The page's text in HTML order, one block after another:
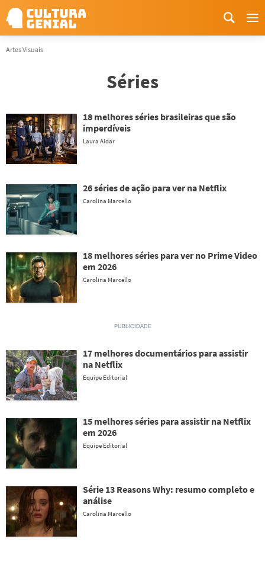
Artes Visuais
Séries
18 melhores séries brasileiras que são
imperdíveis
Laura Aidar
26 séries de ação para ver na Netflix
Carolina Marcello
18 melhores séries para ver no Prime Video
em 2026
Carolina Marcello
17 melhores documentários para assistir
na Netflix
Equipe Editorial
15 melhores séries para assistir na Netflix
em 2026
Equipe Editorial
Série 13 Reasons Why: resumo completo e
análise
Carolina Marcello